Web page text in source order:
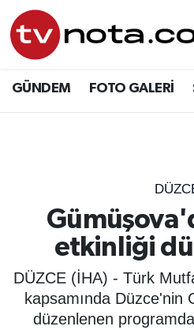
GÜNDEM FOTO GALERİ
etkinliği
DÜZCE (İHA) - Türk
kapsamında Düzce'nin
düzenlenen
GÜNDEM
YURT
EĞİTİM
ÖZEL HABER
Hava Durumu
Son Dakika Haberleri
Haber Arşivi